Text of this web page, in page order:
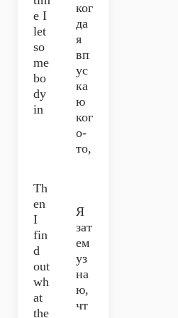
e I
let
so
me
bo
dy
in
ког
да
я
вп
ус
ка
ю
ког
о-
то,
Th
en
I
fin
d
out
wh
at
the
Я
зат
ем
уз
на
ю,
чт